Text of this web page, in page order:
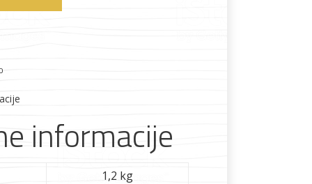
Vijčana roba
informacije
1,2 kg